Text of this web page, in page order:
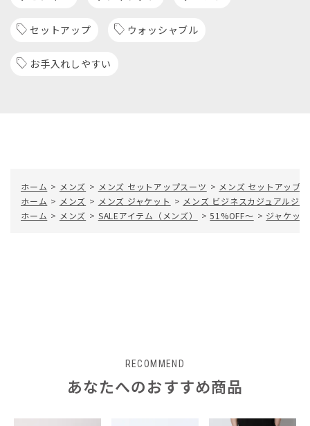
セットアップ ウォッシャブル
お手入れしやすい
ホーム > メンズ > メンズ セットアップスーツ > メンズ セットアップ
ホーム > メンズ > メンズ ジャケット > メンズ ビジネスカジュアルジ
ホーム > メンズ > SALEアイテム（メンズ） > 51%OFF～ > ジャケッ
RECOMMEND
あなたへのおすすめ商品